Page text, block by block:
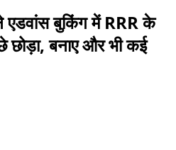
एडवांस बुकिंग में RRR के
छोड़ा, बनाए और भी कई